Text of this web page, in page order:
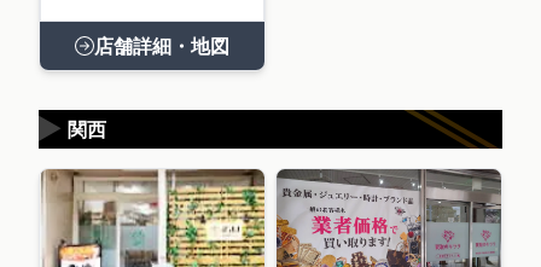
店舗詳細・地図
関西
▶